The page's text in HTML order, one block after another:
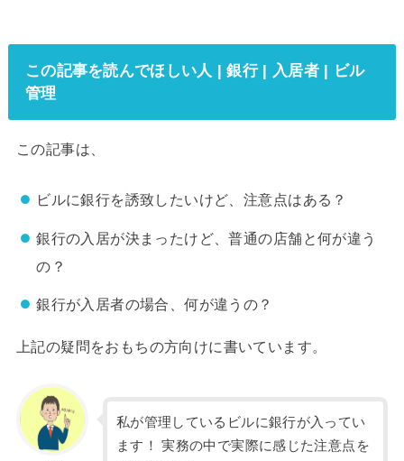
この記事を読んでほしい人 | 銀行 | 入居者 | ビル
管理
この記事は、
ビルに銀行を誘致したいけど、注意点はある？
銀行の入居が決まったけど、普通の店舗と何が違う
の？
銀行が入居者の場合、何が違うの？
上記の疑問をおもちの方向けに書いています。
私が管理しているビルに銀行が入ってい
ます！ 実務の中で実際に感じた注意点を